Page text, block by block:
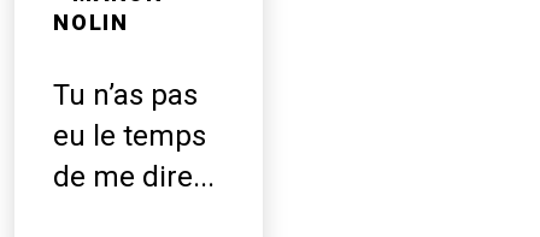
NOLIN
Tu n’as pas
eu le temps
de me dire...